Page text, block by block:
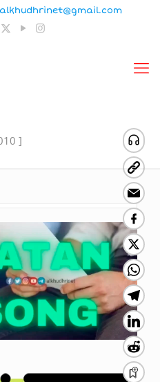
alkhudhrinet@gmail.com
]